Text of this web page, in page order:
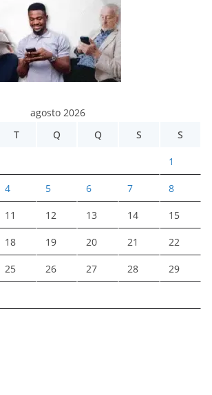
agosto 2026
T Q Q S S
1
4 5 6 7 8
11 12 13 14 15
18 19 20 21 22
25 26 27 28 29